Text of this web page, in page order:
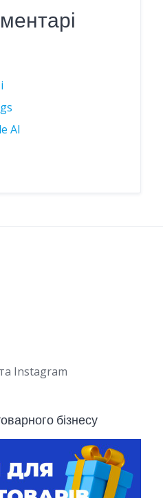
AI
Instagram
бізнесу